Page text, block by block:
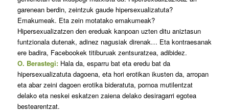
garenean berdin, zeintzuk gaude hipersexualizatuta?
Emakumeak. Eta zein motatako emakumeak?
Hipersexualizatzen den ereduak kanpoan uzten ditu aniztasun
funtzionala dutenak, adinez nagusiak direnak… Eta kontraesanak
ere badira, Facebookek titiburuak zentsuratzea, adibidez.
O. Berastegi:Hala da, esparru bat eta eredu bat da
hipersexualizatuta dagoena, eta hori erotikan ikusten da, arropan
eta abar zeini dagoen erotika bideratuta, pornoa mutilentzat
delako eta neskei eskatzen zaiena delako desiragarri egotea
bestearentzat.